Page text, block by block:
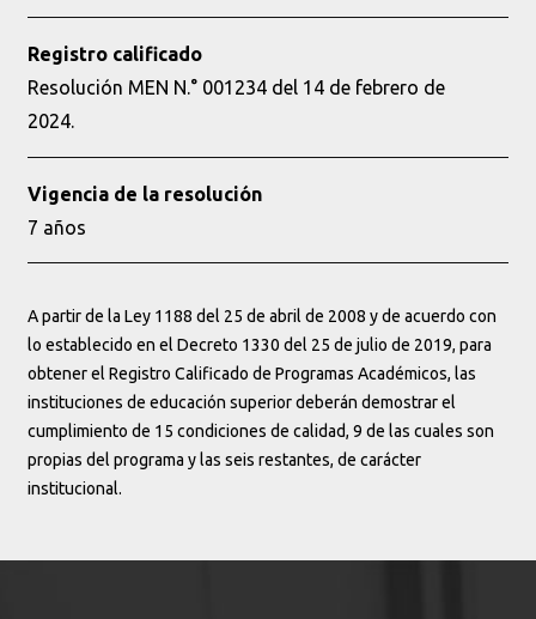
Registro calificado
Resolución MEN N.° 001234 del 14 de febrero de
2024.
Vigencia de la resolución
7 años
A partir de la Ley 1188 del 25 de abril de 2008 y de acuerdo con
lo establecido en el Decreto 1330 del 25 de julio de 2019, para
obtener el Registro Calificado de Programas Académicos, las
instituciones de educación superior deberán demostrar el
cumplimiento de 15 condiciones de calidad, 9 de las cuales son
propias del programa y las seis restantes, de carácter
institucional.